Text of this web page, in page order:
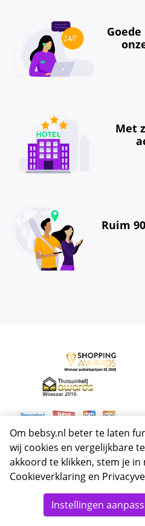
Met
Ruim
Meer over Bebsy.nl
Om bebsy.nl beter te laten
wij cookies en vergelijkbare
akkoord te klikken, stem je in
Cookieverklaring en
Instellingen